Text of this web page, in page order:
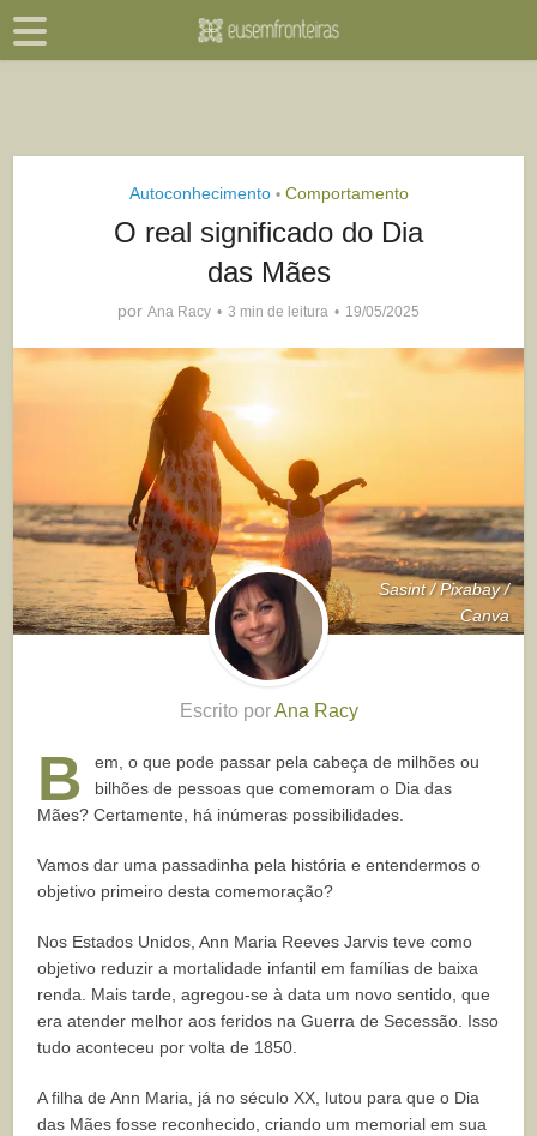
Autoconhecimento • Comportamento
O real significado do Dia
das Mães
por Ana Racy 3 min de leitura 19/05/2025
Sasint / Pixabay /
Canva
Escrito porAna Racy
B
em, o que pode passar pela cabeça de milhões ou
bilhões de pessoas que comemoram o Dia das
Mães? Certamente, há inúmeras possibilidades.
Vamos dar uma passadinha pela história e entendermos o
objetivo primeiro desta comemoração?
Nos Estados Unidos, Ann Maria Reeves Jarvis teve como
objetivo reduzir a mortalidade infantil em famílias de baixa
renda. Mais tarde, agregou-se à data um novo sentido, que
era atender melhor aos feridos na Guerra de Secessão. Isso
tudo aconteceu por volta de 1850.
A filha de Ann Maria, já no século XX, lutou para que o Dia
das Mães fosse reconhecido, criando um memorial em sua